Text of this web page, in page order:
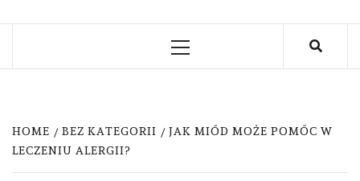
Primary
HOME BEZ KATEGORII
JAK MIÓD MOŻE POMÓC W
LECZENIU ALERGII?